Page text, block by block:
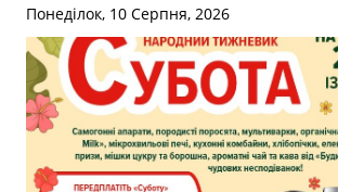
Понеділок, 10 Серпня, 2026